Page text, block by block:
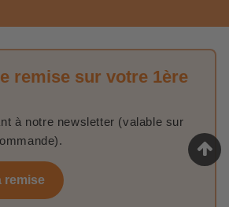
remise sur votre 1ère
à notre newsletter (valable sur
remise